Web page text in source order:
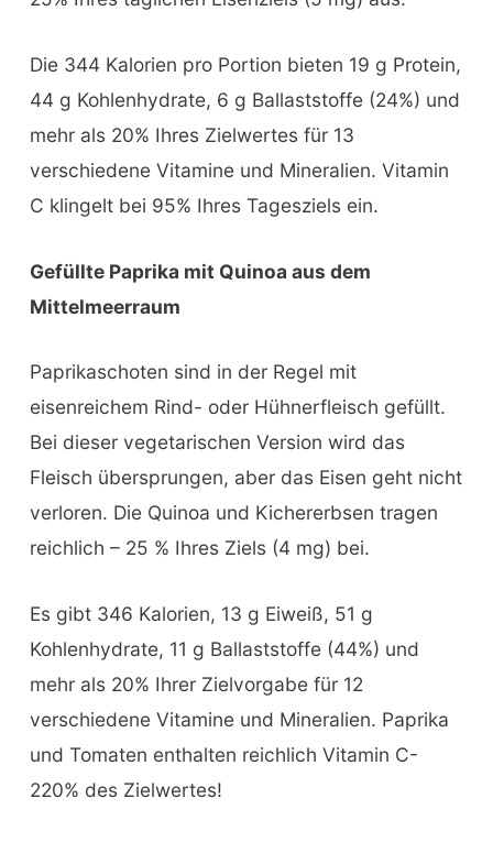
Die 344 Kalorien pro Portion bieten 19 g Protein,
44 g Kohlenhydrate, 6 g Ballaststoffe (24%) und
mehr als 20% Ihres Zielwertes für 13
verschiedene Vitamine und Mineralien. Vitamin
C klingelt bei 95% Ihres Tagesziels ein.
Gefüllte Paprika mit Quinoa aus dem
Mittelmeerraum
Paprikaschoten sind in der Regel mit
eisenreichem Rind- oder Hühnerfleisch gefüllt.
Bei dieser vegetarischen Version wird das
Fleisch übersprungen, aber das Eisen geht nicht
verloren. Die Quinoa und Kichererbsen tragen
reichlich – 25 % Ihres Ziels (4 mg) bei.
Es gibt 346 Kalorien, 13 g Eiweiß, 51 g
Kohlenhydrate, 11 g Ballaststoffe (44%) und
mehr als 20% Ihrer Zielvorgabe für 12
verschiedene Vitamine und Mineralien. Paprika
und Tomaten enthalten reichlich Vitamin C-
220% des Zielwertes!